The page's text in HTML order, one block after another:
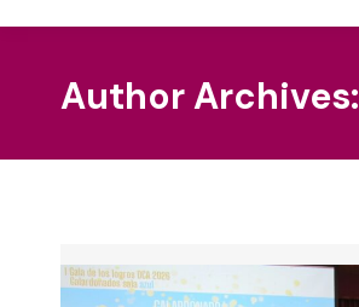
Author Archives: